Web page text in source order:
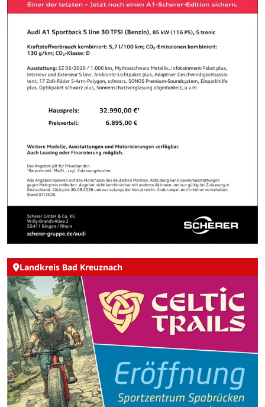
Landkreis Bad Kreuznach